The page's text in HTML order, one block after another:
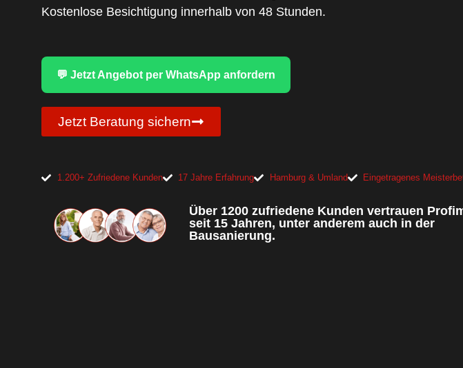
Kostenlose Besichtigung innerhalb von 48 Stunden.
💬 Jetzt Angebot per WhatsApp anfordern
Jetzt Beratung sichern
1.200+ Zufriedene Kunden 17 Jahre Erfahrung Hamburg & Umland Eingetragenes
Über 1200 zufriedene Kunden vertrauen
seit 15 Jahren, unter anderem auch in der
Bausanierung.